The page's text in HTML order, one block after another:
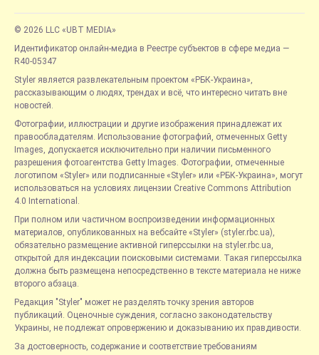
© 2026 LLC «UBT MEDIA»
Идентификатор онлайн-медиа в Реестре субъектов в сфере медиа —
R40-05347
Styler является развлекательным проектом «РБК-Украина»,
рассказывающим о людях, трендах и всё, что интересно читать вне
новостей.
Фотографии, иллюстрации и другие изображения принадлежат их
правообладателям. Использование фотографий, отмеченных Getty
Images, допускается исключительно при наличии письменного
разрешения фотоагентства Getty Images. Фотографии, отмеченные
логотипом «Styler» или подписанные «Styler» или «РБК-Украина», могут
использоваться на условиях лицензии Creative Commons Attribution
4.0 International.
При полном или частичном воспроизведении информационных
материалов, опубликованных на вебсайте «Styler» (styler.rbc.ua),
обязательно размещение активной гиперссылки на styler.rbc.ua,
открытой для индексации поисковыми системами. Такая гиперссылка
должна быть размещена непосредственно в тексте материала не ниже
второго абзаца.
Редакция "Styler" может не разделять точку зрения авторов
публикаций. Оценочные суждения, согласно законодательству
Украины, не подлежат опровержению и доказыванию их правдивости.
За достоверность, содержание и соответствие требованиям